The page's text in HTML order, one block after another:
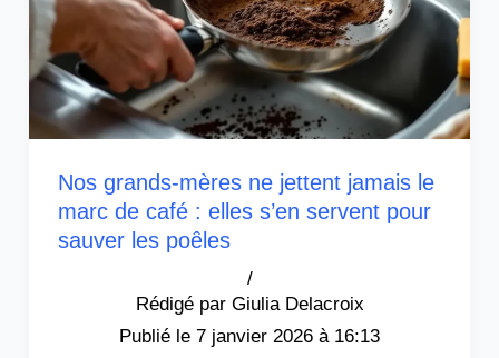
Nos grands-mères ne jettent jamais le
marc de café : elles s’en servent pour
sauver les poêles
Giulia Delacroix
/
7 janvier 2026 à 16:13